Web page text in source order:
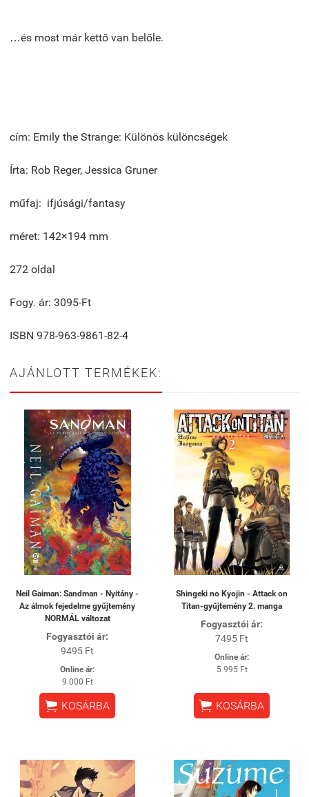
…és most már kettő van belőle.
cím: Emily the Strange: Különös különcségek
Írta: Rob Reger, Jessica Gruner
műfaj: ifjúsági/fantasy
méret: 142×194 mm
272 oldal
Fogy. ár: 3095-Ft
ISBN 978-963-9861-82-4
AJÁNLOTT TERMÉKEK:
Neil Gaiman: Sandman - Nyitány -
Az álmok fejedelme gyűjtemény
NORMÁL változat
Fogyasztói ár:
9495 Ft
Online ár:
9 000 Ft
 KOSÁRBA
Shingeki no Kyojin - Attack on
Titan-gyűjtemény 2. manga
Fogyasztói ár:
7495 Ft
Online ár:
5 995 Ft
 KOSÁRBA